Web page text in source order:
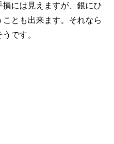
には見えますが、銀にひ
とも出来ます。それなら
です。